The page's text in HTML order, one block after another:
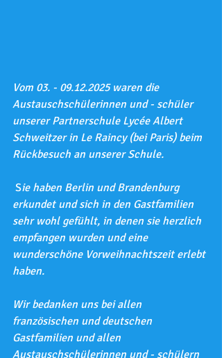
Vom 03. - 09.12.2025 waren die
Austauschschülerinnen und - schüler
unserer Partnerschule Lycée Albert
Schweitzer in Le Raincy (bei Paris) beim
Rückbesuch an unserer Schule.
Sie haben Berlin und Brandenburg
erkundet und sich in den Gastfamilien
sehr wohl gefühlt, in denen sie herzlich
empfangen wurden und eine
wunderschöne Vorweihnachtszeit erlebt
haben.
Wir bedanken uns bei allen
französischen und deutschen
Gastfamilien und allen
Austauschschülerinnen und - schülern